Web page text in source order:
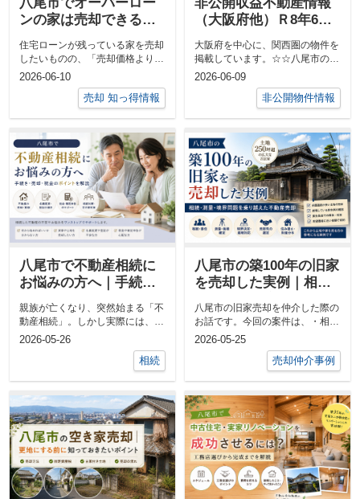
ンの家は売却できる？
る不動産の売却方法を
解説
住宅ローンが残っている家を売却
したいものの、「売却価格よりロ
ーン残高の方が多い」「自己資金
2026-06-10
売却 知っ得情報
（大阪府他）Ｒ8年6月
ＭＯＲＥ都市開発
大阪府を中心に、関西圏の物件を
掲載しています。☆☆八尾市の事
業用物件はこちらから☆☆収益不
2026-06-09
非公開物件情報
八尾市で不動産相続に
お悩みの方へ｜手続
き・売却・税金のポイ
ントを解説
親族が亡くなり、突然始まる「不
動産相続」。しかし実際には、・
何から始めればいいの？・実家は
2026-05-26
相続
八尾市の築100年の旧家
を売却した実例｜相
続・測量・境界問題を
乗り越えた不動産売却
八尾市の旧家売却を仲介した際の
お話です。今回の案件は、・相
続・委任・測量・境界確定・越境
2026-05-25
売却仲介事例